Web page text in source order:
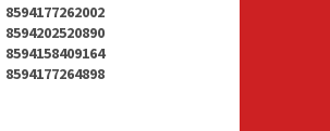
8594177262002
8594202520890
8594158409164
8594177264898